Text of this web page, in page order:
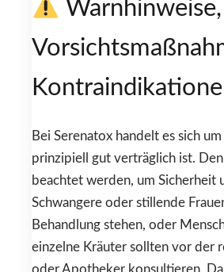
Warnhinweise,
Bei Serenatox handelt es sich
prinzipiell gut verträglich ist.
beachtet werden, um Sicherheit
Schwangere oder stillende
Behandlung stehen, oder
einzelne Kräuter sollten vor der
oder Apotheker konsultieren.